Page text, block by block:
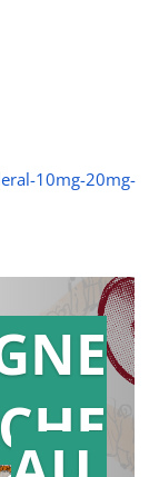
10mg-20mg-
en